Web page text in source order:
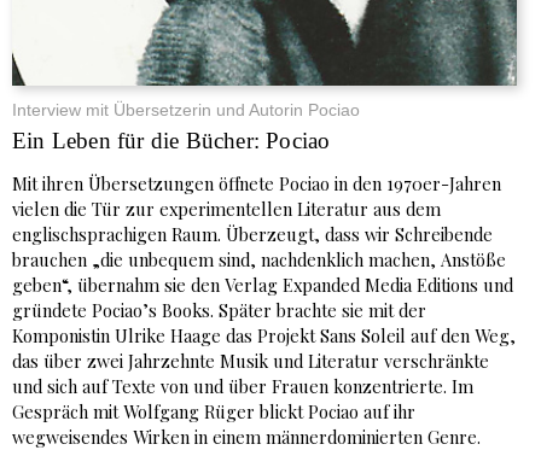
Interview mit Übersetzerin und Autorin Pociao
Ein Leben für die Bücher: Pociao
Mit ihren Übersetzungen öffnete Pociao in den 1970er-Jahren
vielen die Tür zur experimentellen Literatur aus dem
englischsprachigen Raum. Überzeugt, dass wir Schreibende
brauchen „die unbequem sind, nachdenklich machen, Anstöße
geben“, übernahm sie den Verlag Expanded Media Editions und
gründete Pociao’s Books. Später brachte sie mit der
Komponistin Ulrike Haage das Projekt Sans Soleil auf den Weg,
das über zwei Jahrzehnte Musik und Literatur verschränkte
und sich auf Texte von und über Frauen konzentrierte. Im
Gespräch mit Wolfgang Rüger blickt Pociao auf ihr
wegweisendes Wirken in einem männerdominierten Genre.